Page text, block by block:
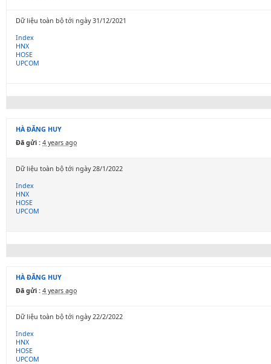
Dữ liệu toàn bộ tới ngày 31/12/2021
Index
HNX
HOSE
UPCOM
HÀ ĐĂNG HUY
Đã gửi : 4 years ago
Dữ liệu toàn bộ tới ngày 28/1/2022
Index
HNX
HOSE
UPCOM
HÀ ĐĂNG HUY
Đã gửi : 4 years ago
Dữ liệu toàn bộ tới ngày 22/2/2022
Index
HNX
HOSE
UPCOM